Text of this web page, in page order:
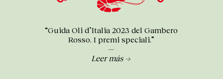
“Guida Oli d’Italia 2023 del Gambero
Rosso. I premi speciali.”
—
Leer más →